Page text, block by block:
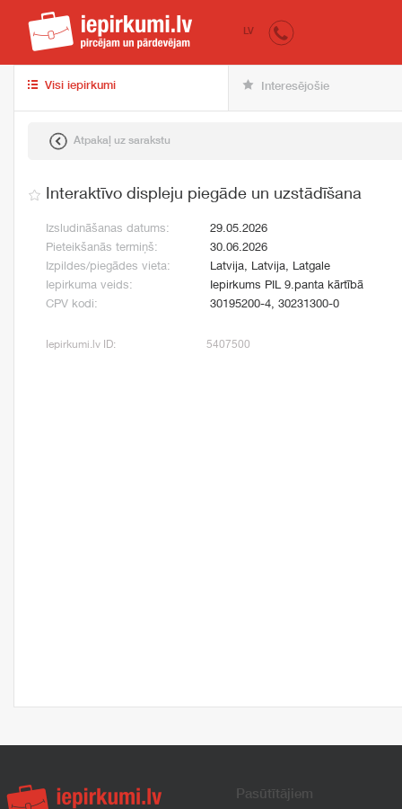
iepirkumi.lv
LV
Visi iepirkumi Interesējošie
Atpakaļ uz sarakstu
Interaktīvo displeju piegāde un uzstādīšana
Izsludināšanas datums:
29.05.2026
Pieteikšanās termiņš:
30.06.2026
Izpildes/piegādes vieta:
Latvija, Latvija, Latgale
Iepirkuma veids:
Iepirkums PIL 9.panta kārtībā
CPV kodi:
30195200-4, 30231300-0
Iepirkumi.lv ID: 5407500
Pasūtītājiem